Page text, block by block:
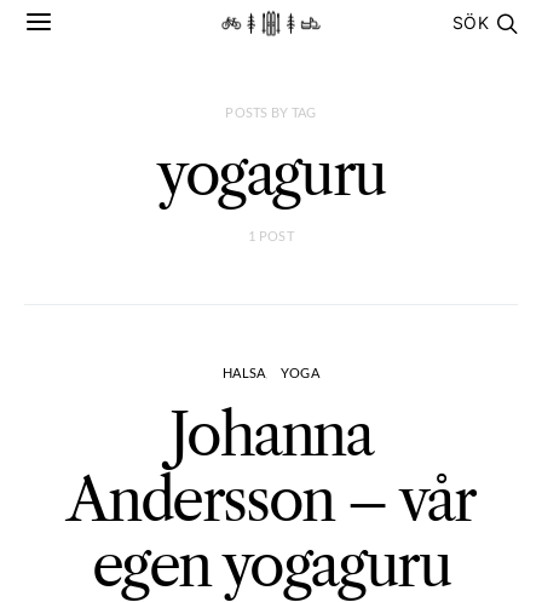
SÖK
POSTS BY TAG
yogaguru
1 POST
HALSA YOGA
Johanna
Andersson – vår
egen yogaguru